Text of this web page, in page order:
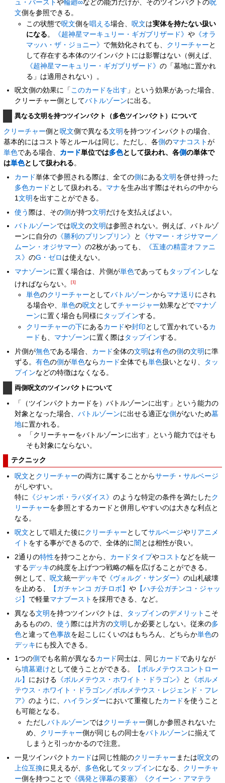
ュ・バーストや輪廻∞などの能力だけが、そのツインパクトの呪
文側を参照できる。
この状態で呪文側を唱える場合、呪文は実体を持たない扱い
になる 。 《超神星マーキュリー・ギガブリザード》や 《オラ
マッハ・ザ・ジョニー》 で無効化されても、 クリーチャー と
して存在する本体のツインパクトには影響はない（例えば、
《超神星マーキュリー・ギガブリザード》の「墓地に置かれ
る」は適用されない）。
呪文側の効果に「 このカードを出す 」という効果があった場合、
クリーチャー側としてバトルゾーンに出る。
異なる文明を持つツインパクト（多色ツインパクト）について
クリーチャー側と呪文側で異なる文明 を持つツインパクトの場合、
基本的にはコスト等とルールは同じ。ただし、各側のマナコストが
単色である場合、 カード単位では多色として扱われ、各側の単体で
は単色として扱われる。
カード単体で参照される際は、全ての側 にある文明 を併せ持った
多色カード として扱われる。 マナを生み出す際はそれらの中から
1文明 を出すことができる。
使う 際は、その側が持つ文明 だけを支払えばよい。
バトルゾーンでは呪文の文明 は参照されない。例えば、バトルゾ
ーンに自分の 《勝利のプリンプリン》 と
《サマー・オジサマー／
ムーン・オジサマー》の2枚があっても、
《五連の精霊オファニ
ス》のG・ゼロ は使えない。
マナゾーンに置く場合は、片側が単色であっても タップイン しな
ければならない。[1]
単色のクリーチャー としてバトルゾーンから マナ送り にされ
る場合や、単色の呪文 としてチャージャー効果などでマナゾ
ーンに置く場合も同様に タップインする。
クリーチャーの下にあるカードや封印 として置かれているカ
ード も、 マナゾーンに置く際は タップインする。
片側が無色である場合、 カード全体の文明 は有色の側の文明 に準
ずる。有色の側が単色なら カード全体でも単色扱いとなり、
タッ
プインなどの特徴はなくなる。
両側呪文のツインパクトについて
「（ツインパクトカードを）バトルゾーンに出す」という能力の
対象となった場合、バトルゾーンに出せる適正な側がないため墓
地に置かれる。
「クリーチャーをバトルゾーンに出す」という能力ではそも
そも対象にならない。
テクニック
呪文 と クリーチャーの両方に属することからサーチ ・サルベージ
がしやすい。
特に 《ジャンボ・ラパダイス》のような特定の条件を満たしたク
リーチャーを参照とするカードと併用しやすいのは大きな利点と
なる。
呪文 として唱えた後にクリーチャー としてサルベージや リアニメ
イト をする事ができるので、全体的に闇 とは相性が良い。
2通りの特性を持つことから、 カードタイプやコスト などを統一
するデッキの純度を上げつつ戦略の幅を広げることができる。
例として、 呪文統一デッキで 《ヴォルグ・サンダー》の山札破壊
を止める、
【ガチャンコ ガチロボ】や 【ハチ公ガチンコ・ジャッ
ジ】 で軽量マナブースト を採用できる、など。
異なる文明 を持つツインパクトは、 タップインのデメリット こそ
あるものの、使う 際には片方の文明 しか必要としない。従来の多
色と違って色事故を起こしにくいのはもちろん、どちらか単色の
デッキにも投入できる。
1つの側 でも名前が異なるカード 同士は、同じ カード でありなが
ら墳墓避け として使うことができる。
【ボルメテウスコントロー
ル】 における 《ボルメテウス・ホワイト・ドラゴン》 と
《ボルメ
テウス・ホワイト・ドラゴン／ボルメテウス・レジェンド・フレ
ア》のように、ハイランダーにおいて重複したカード を使うこと
も可能となる。
ただしバトルゾーンではクリーチャー側しか参照されないた
め、 クリーチャー側が同じもの同士をバトルゾーンに揃えて
しまうと引っかかるので注意。
一見ツインパクト カード は同じ性能のクリーチャー または呪文の
上位互換に見えるが、 多色化して タップインになる、 クリーチャ
ー側を持つことで 《偶発と弾幕の要塞》
《クイーン・アマテラ